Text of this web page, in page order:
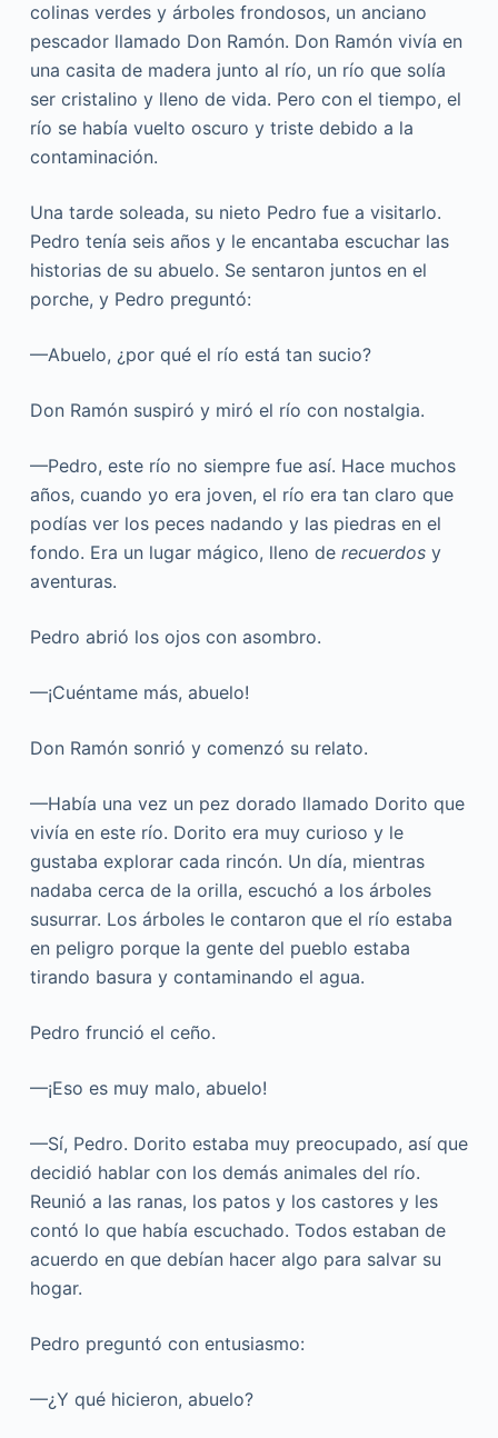
colinas verdes y árboles frondosos, un anciano
pescador llamado Don Ramón. Don Ramón vivía en
una casita de madera junto al río, un río que solía
ser cristalino y lleno de vida. Pero con el tiempo, el
río se había vuelto oscuro y triste debido a la
contaminación.
Una tarde soleada, su nieto Pedro fue a visitarlo.
Pedro tenía seis años y le encantaba escuchar las
historias de su abuelo. Se sentaron juntos en el
porche, y Pedro preguntó:
—Abuelo, ¿por qué el río está tan sucio?
Don Ramón suspiró y miró el río con nostalgia.
—Pedro, este río no siempre fue así. Hace muchos
años, cuando yo era joven, el río era tan claro que
podías ver los peces nadando y las piedras en el
fondo. Era un lugar mágico, lleno de recuerdosy
aventuras.
Pedro abrió los ojos con asombro.
—¡Cuéntame más, abuelo!
Don Ramón sonrió y comenzó su relato.
—Había una vez un pez dorado llamado Dorito que
vivía en este río. Dorito era muy curioso y le
gustaba explorar cada rincón. Un día, mientras
nadaba cerca de la orilla, escuchó a los árboles
susurrar. Los árboles le contaron que el río estaba
en peligro porque la gente del pueblo estaba
tirando basura y contaminando el agua.
Pedro frunció el ceño.
—¡Eso es muy malo, abuelo!
—Sí, Pedro. Dorito estaba muy preocupado, así que
decidió hablar con los demás animales del río.
Reunió a las ranas, los patos y los castores y les
contó lo que había escuchado. Todos estaban de
acuerdo en que debían hacer algo para salvar su
hogar.
Pedro preguntó con entusiasmo:
—¿Y qué hicieron, abuelo?